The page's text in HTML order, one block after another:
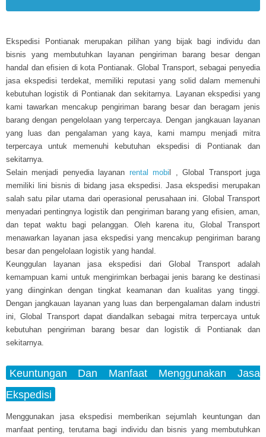
Ekspedisi Pontianak merupakan pilihan yang bijak bagi individu dan
bisnis yang membutuhkan layanan pengiriman barang besar dengan
handal dan efisien di kota Pontianak. Global Transport, sebagai penyedia
jasa ekspedisi terdekat, memiliki reputasi yang solid dalam memenuhi
kebutuhan logistik di Pontianak dan sekitarnya. Layanan ekspedisi yang
kami tawarkan mencakup pengiriman barang besar dan beragam jenis
barang dengan pengelolaan yang terpercaya. Dengan jangkauan layanan
yang luas dan pengalaman yang kaya, kami mampu menjadi mitra
terpercaya untuk memenuhi kebutuhan ekspedisi di Pontianak dan
sekitarnya.
Selain menjadi penyedia layanan rental mobil , Global Transport juga
memiliki lini bisnis di bidang jasa ekspedisi. Jasa ekspedisi merupakan
salah satu pilar utama dari operasional perusahaan ini. Global Transport
menyadari pentingnya logistik dan pengiriman barang yang efisien, aman,
dan tepat waktu bagi pelanggan. Oleh karena itu, Global Transport
menawarkan layanan jasa ekspedisi yang mencakup pengiriman barang
besar dan pengelolaan logistik yang handal.
Keunggulan layanan jasa ekspedisi dari Global Transport adalah
kemampuan kami untuk mengirimkan berbagai jenis barang ke destinasi
yang diinginkan dengan tingkat keamanan dan kualitas yang tinggi.
Dengan jangkauan layanan yang luas dan berpengalaman dalam industri
ini, Global Transport dapat diandalkan sebagai mitra terpercaya untuk
kebutuhan pengiriman barang besar dan logistik di Pontianak dan
sekitarnya.
Keuntungan Dan Manfaat Menggunakan Jasa
Ekspedisi
Menggunakan jasa ekspedisi memberikan sejumlah keuntungan dan
manfaat penting, terutama bagi individu dan bisnis yang membutuhkan